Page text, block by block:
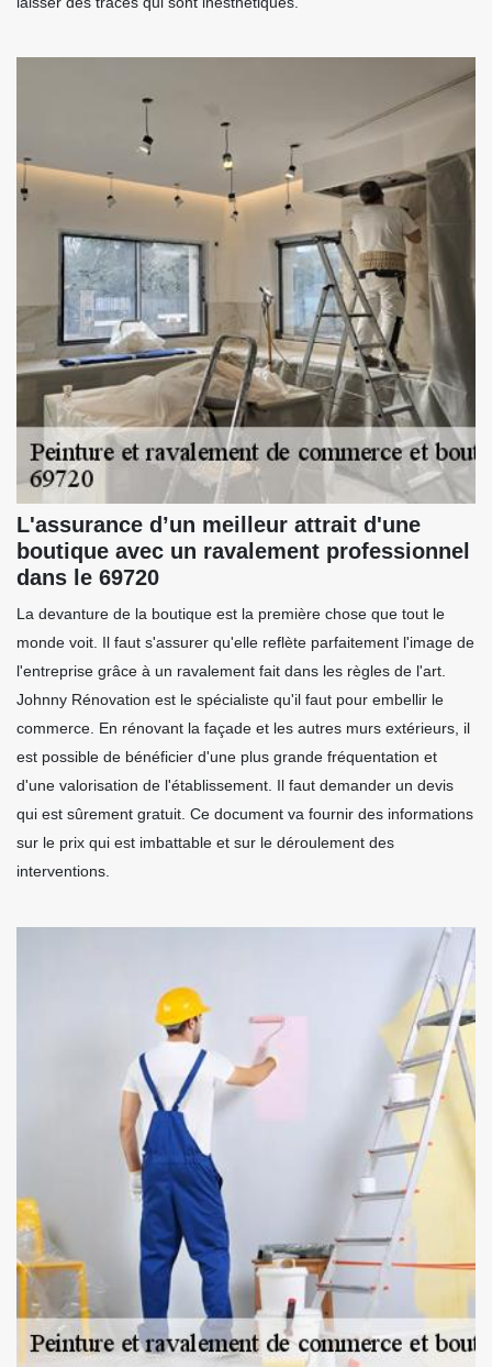
L'assurance d’un meilleur attrait d'une
boutique avec un ravalement professionnel
dans le 69720
La devanture de la boutique est la première chose que tout le
monde voit. Il faut s'assurer qu'elle reflète parfaitement l'image de
l'entreprise grâce à un ravalement fait dans les règles de l'art.
Johnny Rénovation est le spécialiste qu'il faut pour embellir le
commerce. En rénovant la façade et les autres murs extérieurs, il
est possible de bénéficier d'une plus grande fréquentation et
d'une valorisation de l'établissement. Il faut demander un devis
qui est sûrement gratuit. Ce document va fournir des informations
sur le prix qui est imbattable et sur le déroulement des
interventions.